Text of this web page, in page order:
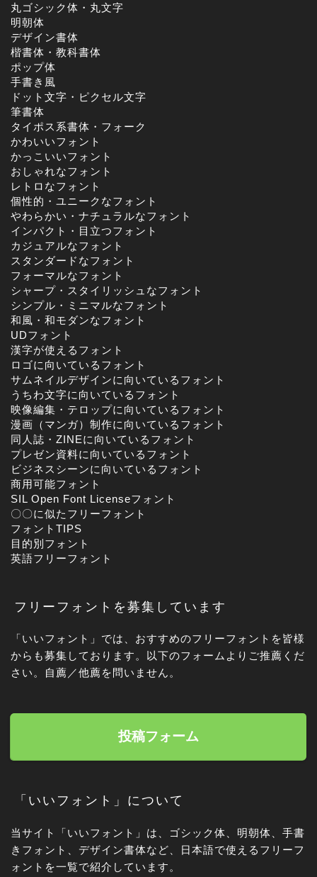
丸ゴシック体・丸文字
明朝体
デザイン書体
楷書体・教科書体
ポップ体
手書き風
ドット文字・ピクセル文字
筆書体
タイポス系書体・フォーク
かわいいフォント
かっこいいフォント
おしゃれなフォント
レトロなフォント
個性的・ユニークなフォント
やわらかい・ナチュラルなフォント
インパクト・目立つフォント
カジュアルなフォント
スタンダードなフォント
フォーマルなフォント
シャープ・スタイリッシュなフォント
シンプル・ミニマルなフォント
和風・和モダンなフォント
UDフォント
漢字が使えるフォント
ロゴに向いているフォント
サムネイルデザインに向いているフォント
うちわ文字に向いているフォント
映像編集・テロップに向いているフォント
漫画（マンガ）制作に向いているフォント
同人誌・ZINEに向いているフォント
プレゼン資料に向いているフォント
ビジネスシーンに向いているフォント
商用可能フォント
SIL Open Font Licenseフォント
〇〇に似たフリーフォント
フォントTIPS
目的別フォント
英語フリーフォント
フリーフォントを募集しています
「いいフォント」では、おすすめのフリーフォントを皆様
からも募集しております。以下のフォームよりご推薦くだ
さい。自薦／他薦を問いません。
投稿フォーム
「いいフォント」について
当サイト「いいフォント」は、ゴシック体、明朝体、手書
きフォント、デザイン書体など、日本語で使えるフリーフ
ォントを一覧で紹介しています。